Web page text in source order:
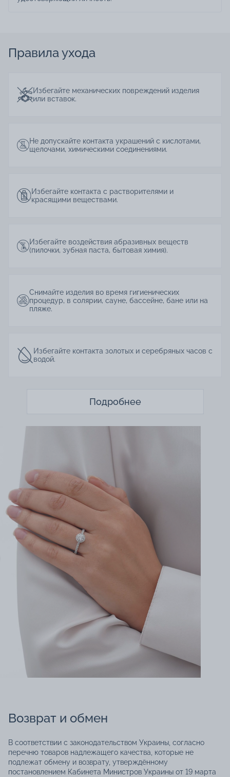
Правила ухода
Избегайте механических повреждений изделия
или вставок.
Не допускайте контакта украшений с кислотами,
щелочами, химическими соединениями.
Избегайте контакта с растворителями и
красящими веществами.
Избегайте воздействия абразивных веществ
(пилочки, зубная паста, бытовая химия).
Снимайте изделия во время гигиенических
процедур, в солярии, сауне, бассейне, бане или на
пляже.
Избегайте контакта золотых и серебряных часов с
водой.
Подробнее
Возврат и обмен
В соответствии с законодательством Украины, согласно
перечню товаров надлежащего качества, которые не
подлежат обмену и возврату, утверждённому
постановлением Кабинета Министров Украины от 19 марта